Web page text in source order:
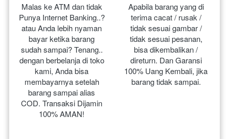
Malas ke ATM dan tidak
Punya Internet Banking..?
atau Anda lebih nyaman
bayar ketika barang
sudah sampai? Tenang..
dengan berbelanja di toko
kami, Anda bisa
membayarnya setelah
barang sampai alias
COD. Transaksi Dijamin
100% AMAN!
Apabila barang yang di
terima cacat / rusak /
tidak sesuai gambar /
tidak sesuai pesanan,
bisa dikembalikan /
direturn. Dan Garansi
100% Uang Kembali, jika
barang tidak sampai.